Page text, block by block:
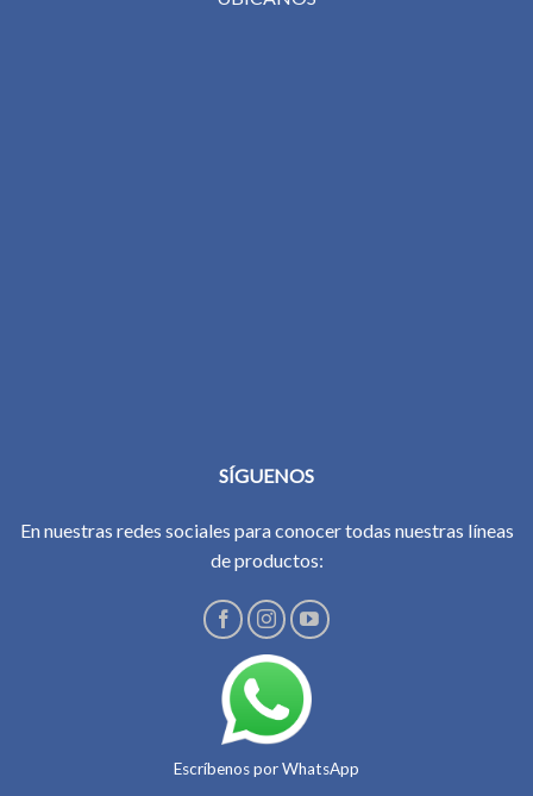
SÍGUENOS
En nuestras redes sociales para conocer todas nuestras líneas
de productos:
Escríbenos por WhatsApp